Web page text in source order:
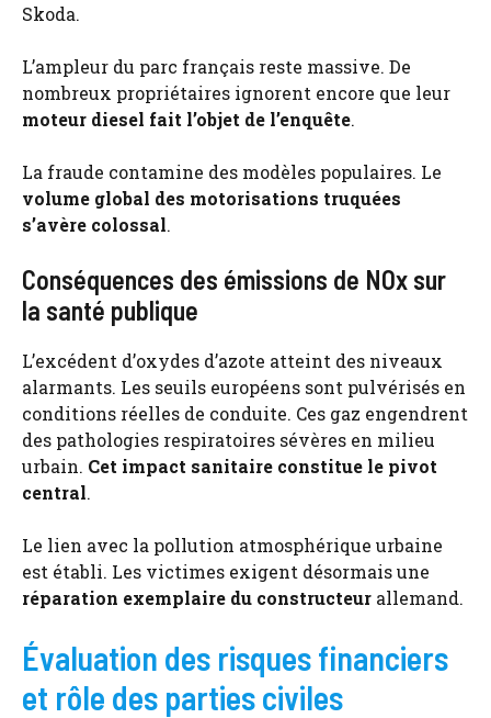
Skoda.
L’ampleur du parc français reste massive. De
nombreux propriétaires ignorent encore que leur
moteur diesel fait l’objet de l’enquête.
La fraude contamine des modèles populaires. Le
volume global des motorisations truquées
s’avère colossal.
Conséquences des émissions de NOx sur
la santé publique
L’excédent d’oxydes d’azote atteint des niveaux
alarmants. Les seuils européens sont pulvérisés en
conditions réelles de conduite. Ces gaz engendrent
des pathologies respiratoires sévères en milieu
urbain. Cet impact sanitaire constitue le pivot
central.
Le lien avec la pollution atmosphérique urbaine
est établi. Les victimes exigent désormais une
réparation exemplaire du constructeur allemand.
Évaluation des risques financiers
et rôle des parties civiles